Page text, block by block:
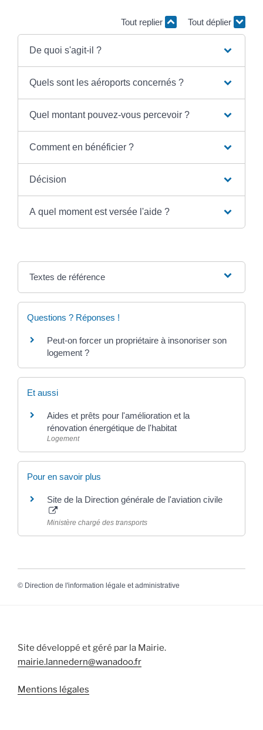
Tout replier Tout déplier
De quoi s'agit-il ?
Quels sont les aéroports concernés ?
Quel montant pouvez-vous percevoir ?
Comment en bénéficier ?
Décision
A quel moment est versée l'aide ?
Textes de référence
Questions ? Réponses !
Peut-on forcer un propriétaire à insonoriser son
logement ?
Et aussi
Aides et prêts pour l'amélioration et la
rénovation énergétique de l'habitat
Logement
Pour en savoir plus
Site de la Direction générale de l'aviation civile
Ministère chargé des transports
© Direction de l'information légale et administrative
Site développé et géré par la Mairie.
mairie.lannedern@wanadoo.fr
Mentions légales